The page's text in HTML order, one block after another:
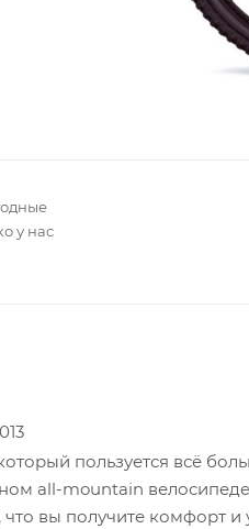
у нас
пользуется всё
all-mountain
вы получите комфорт